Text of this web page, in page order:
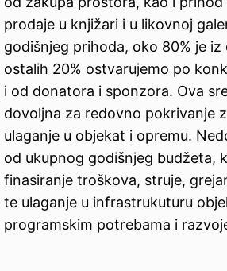
prodaje u knjižari i u likovnoj
godišnjeg prihoda, oko 80% je
ostalih 20% ostvarujemo po
i od donatora i sponzora. Ova
dovoljna za redovno pokrivanje
ulaganje u objekat i opremu.
od ukupnog godišnjeg budžeta,
finasiranje troškova, struje,
te ulaganje u infrastrukuturu
programskim potrebama i